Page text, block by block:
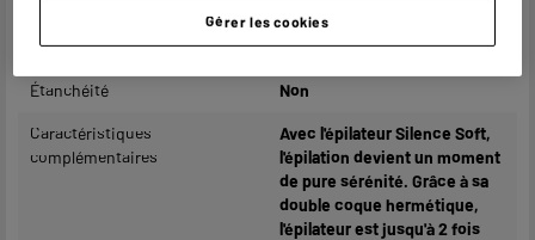
Zone d'application Jambes, Aisselles, Bikini
Étanchéité Non
Caractéristiques
complémentaires
Avec l'épilateur Silence Soft,
l'épilation devient un moment
de pure sérénité. Grâce à sa
double coque hermétique,
l'épilateur est jusqu'à 2 fois
Gérer les cookies